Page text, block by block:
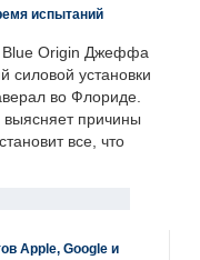
испытаний
Blue Origin Джеффа
силовой установки
во Флориде.
причины
все, что
Apple, Google и